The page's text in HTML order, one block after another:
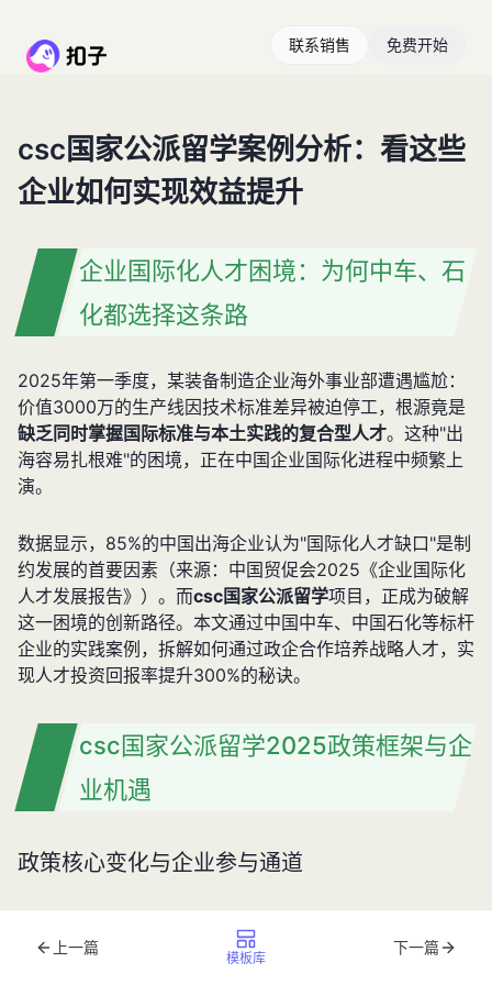
联系销售 免费开始
csc国家公派留学案例分析：看这些
企业如何实现效益提升
企业国际化人才困境：为何中车、石
化都选择这条路
2025年第一季度，某装备制造企业海外事业部遭遇尴尬：
价值3000万的生产线因技术标准差异被迫停工，根源竟是
缺乏同时掌握国际标准与本土实践的复合型人才。这种"出
海容易扎根难"的困境，正在中国企业国际化进程中频繁上
演。
数据显示，85%的中国出海企业认为"国际化人才缺口"是制
约发展的首要因素（来源：中国贸促会2025《企业国际化
人才发展报告》）。而csc国家公派留学项目，正成为破解
这一困境的创新路径。本文通过中国中车、中国石化等标杆
企业的实践案例，拆解如何通过政企合作培养战略人才，实
现人才投资回报率提升300%的秘诀。
csc国家公派留学2025政策框架与企
业机遇
政策核心变化与企业参与通道
政策进行重大调整，首次将企业
人才培养纳入支持体系。根据国家留学基金管理委员会
上一篇
模板库
下一篇